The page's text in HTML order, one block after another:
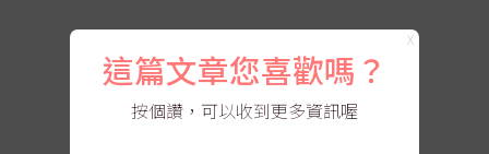
X
這篇文章您喜歡嗎？
按個讚，可以收到更多資訊喔